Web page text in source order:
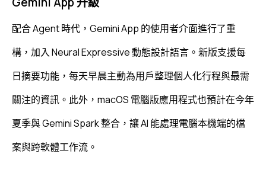
配合 Agent 時代，Gemini App 的使用者介面進行了重
構，加入 Neural Expressive 動態設計語言。新版支援每
日摘要功能，每天早晨主動為用戶整理個人化行程與最需
關注的資訊。此外，macOS 電腦版應用程式也預計在今年
夏季與 Gemini Spark 整合，讓 AI 能處理電腦本機端的檔
案與跨軟體工作流。